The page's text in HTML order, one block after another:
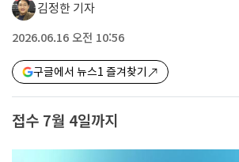
김정한 기자
2026.06.16 오전 10:56
구글에서 뉴스1 즐겨찾기
접수 7월 4일까지